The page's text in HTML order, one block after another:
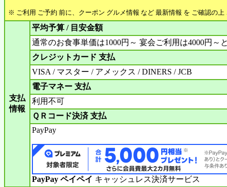
※ ご利用 ご予約 前に、クーポン グルメ情報 など 最新情報 を ご確認の上
支払
情報
平均予算 / 目安金額
通常のお食事単価は1000円～ 宴会ご利用は4000円～
クレジットカード 支払
VISA / マスター / アメックス / DINERS / JCB
電子マネー 支払
利用不可
ＱＲコード決済 支払
PayPay
PayPay ペイペイ キャッシュレス決済サービス